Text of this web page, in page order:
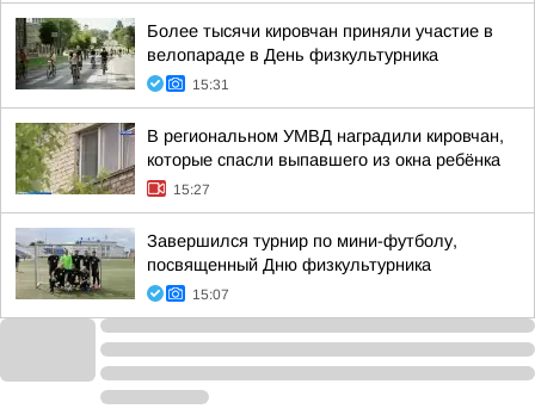
Более тысячи кировчан приняли участие в
велопараде в День физкультурника
15:31
В региональном УМВД наградили кировчан,
которые спасли выпавшего из окна ребёнка
15:27
Завершился турнир по мини-футболу,
посвященный Дню физкультурника
15:07